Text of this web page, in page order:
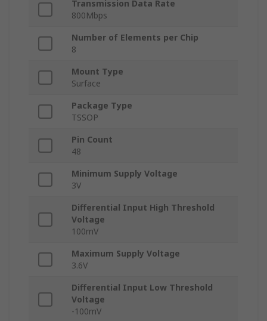
Transmission Data Rate
800Mbps
Number of Elements per Chip
8
Mount Type
Surface
Package Type
TSSOP
Pin Count
48
Minimum Supply Voltage
3V
Differential Input High Threshold
Voltage
100mV
Maximum Supply Voltage
3.6V
Differential Input Low Threshold
Voltage
-100mV